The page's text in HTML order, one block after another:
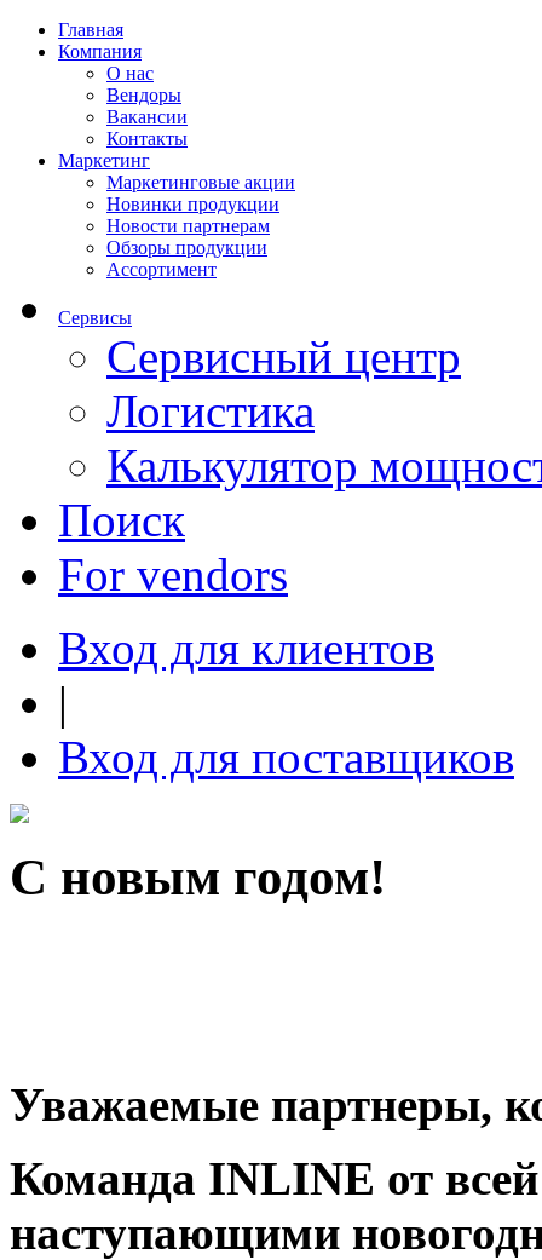
Главная
Компания
О нас
Вендоры
Вакансии
Контакты
Маркетинг
Маркетинговые акции
Новинки продукции
Новости партнерам
Обзоры продукции
Ассортимент
Сервисы
Сервисный центр
Логистика
Калькулятор
Поиск
For vendors
Вход для клиентов
|
Вход для поставщиков
С новым годом!
Уважаемые партнеры,
Команда INLINE от
наступающими